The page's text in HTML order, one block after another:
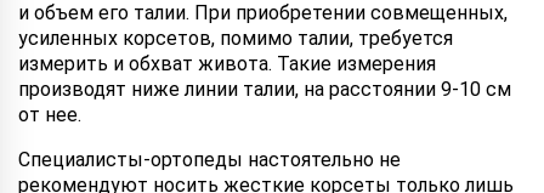
и объем его талии. При приобретении совмещенных,
усиленных корсетов, помимо талии, требуется
измерить и обхват живота. Такие измерения
производят ниже линии талии, на расстоянии 9-10 см
от нее.
Специалисты-ортопеды настоятельно не
рекомендуют носить жесткие корсеты только лишь